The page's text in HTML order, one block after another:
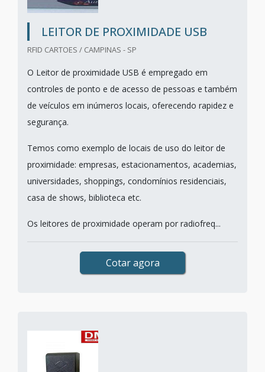
LEITOR DE PROXIMIDADE USB
RFID CARTOES / CAMPINAS - SP
O Leitor de proximidade USB é empregado em
controles de ponto e de acesso de pessoas e também
de veículos em inúmeros locais, oferecendo rapidez e
segurança.
Temos como exemplo de locais de uso do leitor de
proximidade: empresas, estacionamentos, academias,
universidades, shoppings, condomínios residenciais,
casa de shows, biblioteca etc.
Os leitores de proximidade operam por radiofreq...
Cotar agora